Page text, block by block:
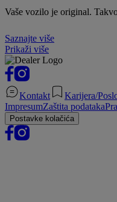
Vaše vozilo je original.
Saznajte više
Prikaži više
Kontakt Karijera/
ImpresumZaštita podataka
Postavke kolačića